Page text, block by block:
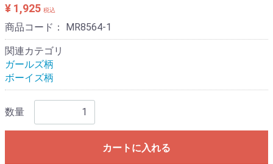
¥ 1,925 税込
商品コード： MR8564-1
関連カテゴリ
ガールズ柄
ボーイズ柄
数量
カートに入れる